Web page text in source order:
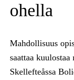
ohella
Mahdollisuus
saattaa
Skellefteåssa